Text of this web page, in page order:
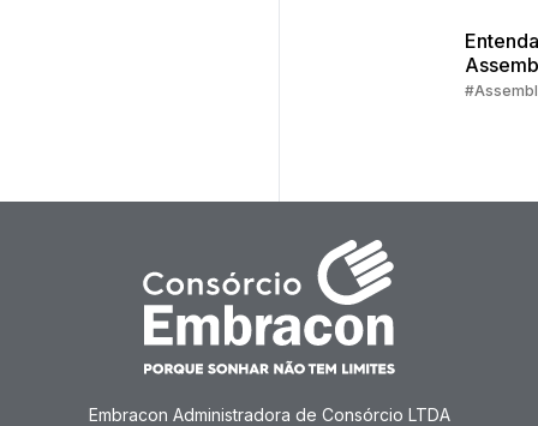
do
Embracon Administradora de Consórcio LTDA